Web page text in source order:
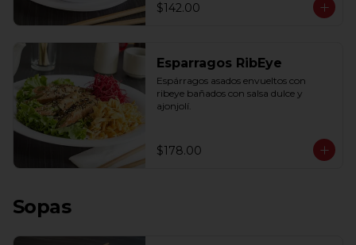
$142.00
Esparragos RibEye
Espárragos asados envueltos con
ribeye bañados con salsa dulce y
ajonjolí.
$178.00
Sopas